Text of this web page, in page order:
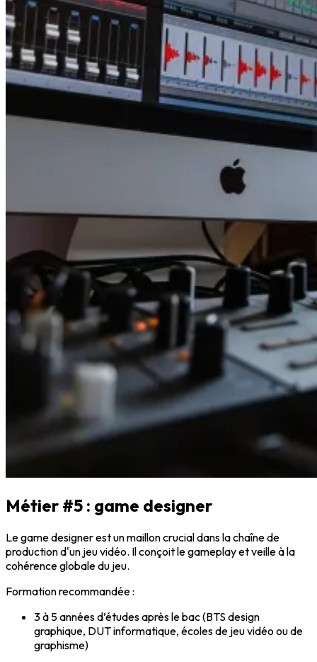
Métier #5 : game designer
Legame designerest un maillon crucial dans la chaîne de
production d'un jeu vidéo. Il conçoit legameplayet veille à la
cohérence globale du jeu.
Formation recommandée:
3 à 5 années d’études après le bac (BTS design
graphique, DUT informatique, écoles de jeu vidéo ou de
graphisme)